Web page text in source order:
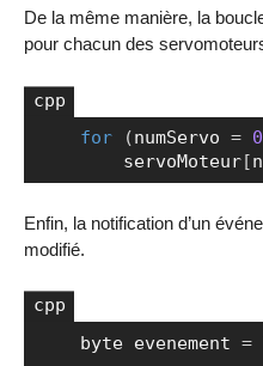
De la même manière, la
pour chacun des
for (numServo = 0
        servoMoteur
[
Enfin, la notification d’un
modifié.
    byte evenement
=